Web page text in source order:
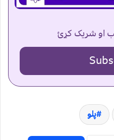
او شریک کړئ
پلو